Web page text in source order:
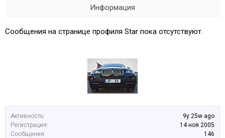
Активность:
9y 25w ago
Регистрация:
14 ноя 2005
Сообщения:
146
Информация
Сообщения на странице профиля Star пока отсутствуют.